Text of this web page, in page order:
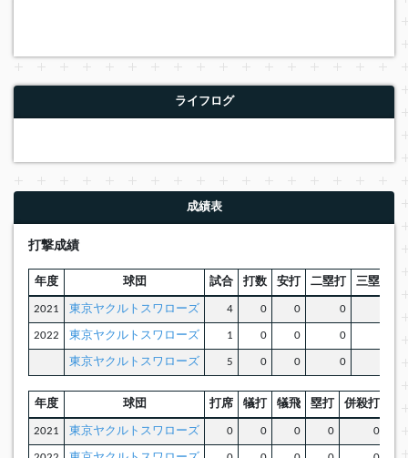
ライフログ
成績表
打撃成績
年度 球団 試合 打数 安打 二塁打 三塁打
2021 東京ヤクルトスワローズ 4 0 0 0
2022 東京ヤクルトスワローズ 1 0 0 0
東京ヤクルトスワローズ 5 0 0 0
年度 球団 打席 犠打 犠飛 塁打 併殺打 盗
2021 東京ヤクルトスワローズ 0 0 0 0 0